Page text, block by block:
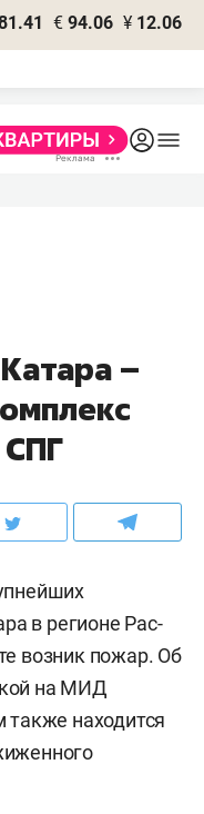
€ 94.06 ¥ 12.06
–
в регионе Рас-
возник пожар. Об
на МИД
также находится